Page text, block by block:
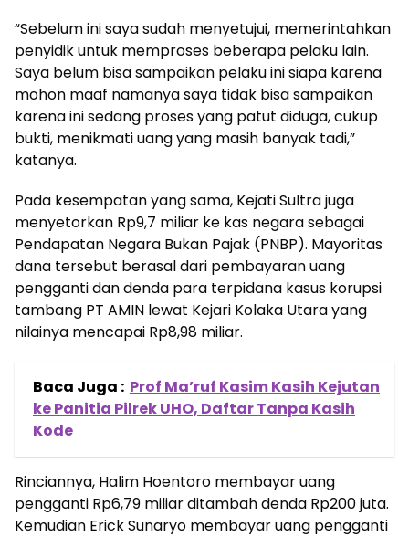
“Sebelum ini saya sudah menyetujui, memerintahkan
penyidik untuk memproses beberapa pelaku lain.
Saya belum bisa sampaikan pelaku ini siapa karena
mohon maaf namanya saya tidak bisa sampaikan
karena ini sedang proses yang patut diduga, cukup
bukti, menikmati uang yang masih banyak tadi,”
katanya.
Pada kesempatan yang sama, Kejati Sultra juga
menyetorkan Rp9,7 miliar ke kas negara sebagai
Pendapatan Negara Bukan Pajak (PNBP). Mayoritas
dana tersebut berasal dari pembayaran uang
pengganti dan denda para terpidana kasus korupsi
tambang PT AMIN lewat Kejari Kolaka Utara yang
nilainya mencapai Rp8,98 miliar.
Baca Juga : Prof Ma’ruf Kasim Kasih Kejutan
ke Panitia Pilrek UHO, Daftar Tanpa Kasih
Kode
Rinciannya, Halim Hoentoro membayar uang
pengganti Rp6,79 miliar ditambah denda Rp200 juta.
Kemudian Erick Sunaryo membayar uang pengganti